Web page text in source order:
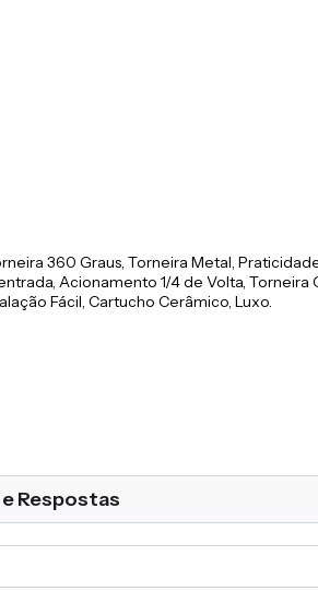
360 Graus, Torneira Metal,
Acionamento 1/4 de Volta,
Fácil, Cartucho Cerâmico, Luxo.
Respostas